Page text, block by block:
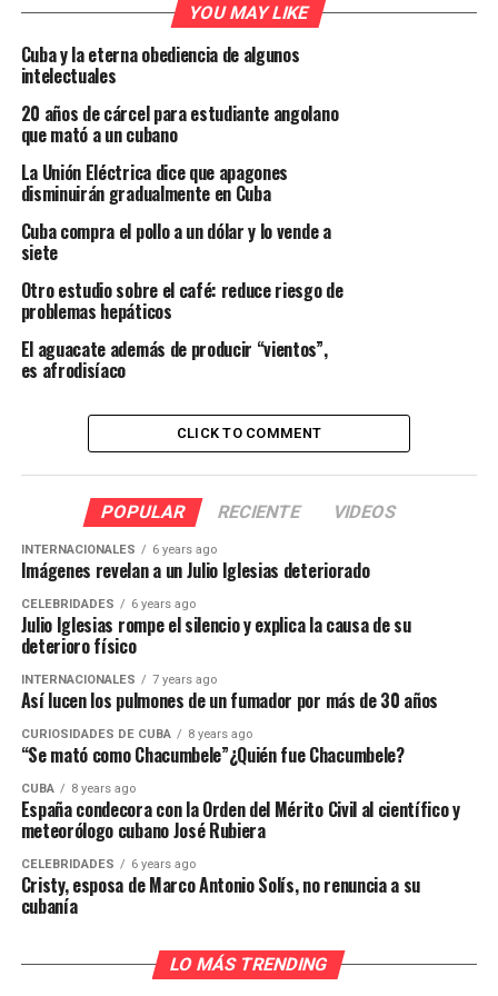
YOU MAY LIKE
Cuba y la eterna obediencia de algunos
intelectuales
20 años de cárcel para estudiante angolano
que mató a un cubano
La Unión Eléctrica dice que apagones
disminuirán gradualmente en Cuba
Cuba compra el pollo a un dólar y lo vende a
siete
Otro estudio sobre el café: reduce riesgo de
problemas hepáticos
El aguacate además de producir “vientos”,
es afrodisíaco
CLICK TO COMMENT
POPULAR RECIENTE VIDEOS
INTERNACIONALES 6 years ago
Imágenes revelan a un Julio Iglesias deteriorado
CELEBRIDADES 6 years ago
Julio Iglesias rompe el silencio y explica la causa de su
deterioro físico
INTERNACIONALES 7 years ago
Así lucen los pulmones de un fumador por más de 30 años
CURIOSIDADES DE CUBA 8 years ago
“Se mató como Chacumbele”¿Quién fue Chacumbele?
CUBA 8 years ago
España condecora con la Orden del Mérito Civil al científico y
meteorólogo cubano José Rubiera
CELEBRIDADES 6 years ago
Cristy, esposa de Marco Antonio Solís, no renuncia a su
cubanía
LO MÁS TRENDING